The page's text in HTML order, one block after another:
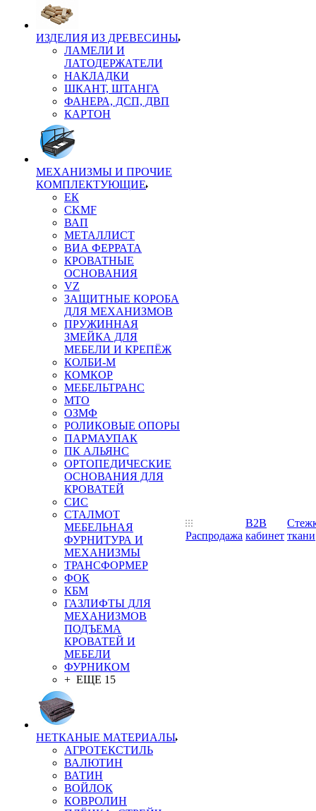
ИЗДЕЛИЯ ИЗ ДРЕВЕСИНЫ
ЛАМЕЛИ И
ЛАТОДЕРЖАТЕЛИ
НАКЛАДКИ
ШКАНТ, ШТАНГА
ФАНЕРА, ДСП, ДВП
КАРТОН
МЕХАНИЗМЫ И ПРОЧИЕ
КОМПЛЕКТУЮЩИЕ
ЕК
CKMF
ВАП
МЕТАЛЛИСТ
ВИА ФЕРРАТА
КРОВАТНЫЕ
ОСНОВАНИЯ
VZ
ЗАЩИТНЫЕ КОРОБА
ДЛЯ МЕХАНИЗМОВ
ПРУЖИННАЯ
ЗМЕЙКА ДЛЯ
МЕБЕЛИ И КРЕПЁЖ
КОЛБИ-М
КОМКОР
МЕБЕЛЬТРАНС
MTO
ОЗМФ
РОЛИКОВЫЕ ОПОРЫ
ПАРМАУПАК
ПК АЛЬЯНС
ОРТОПЕДИЧЕСКИЕ
ОСНОВАНИЯ ДЛЯ
КРОВАТЕЙ
СИС
СТАЛМОТ
МЕБЕЛЬНАЯ
ФУРНИТУРА И
МЕХАНИЗМЫ
ТРАНСФОРМЕР
ФОК
КБМ
ГАЗЛИФТЫ ДЛЯ
МЕХАНИЗМОВ
ПОДЪЕМА
КРОВАТЕЙ И
МЕБЕЛИ
ФУРНИКОМ
+ ЕЩЕ 15
НЕТКАНЫЕ МАТЕРИАЛЫ
АГРОТЕКСТИЛЬ
ВАЛЮТИН
ВАТИН
ВОЙЛОК
КОВРОЛИН
Распродажа
B2B
кабинет ткани